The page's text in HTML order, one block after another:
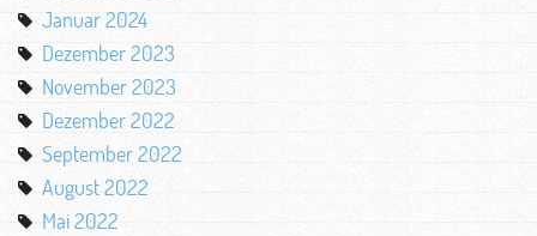
Januar 2024
Dezember 2023
November 2023
Dezember 2022
September 2022
August 2022
Mai 2022